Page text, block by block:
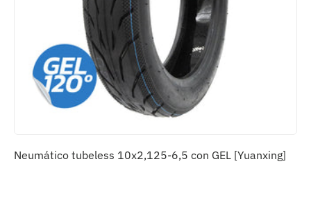
Neumático tubeless 10x2,125-6,5 con GEL [Yuanxing]